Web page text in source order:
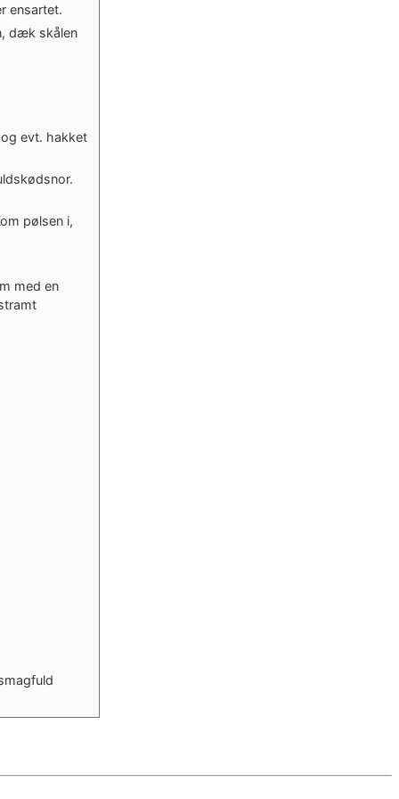
ensartet.
dæk skålen
evt. hakket
pølsen i,
med en